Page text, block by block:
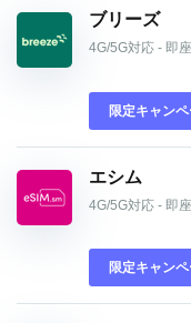
ブリーズ
4G/5G対応 - 即
限定キャン
エシム
4G/5G対応 - 即
限定キャン